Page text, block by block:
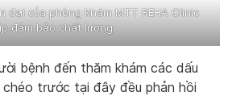
đại của phòng khám MTT REHA Clinic
đảm bảo chất lượng
bệnh đến thăm khám các dấu
trước tại đây đều phản hồi